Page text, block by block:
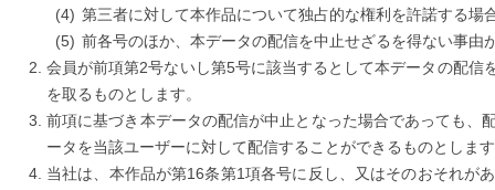
第三者に対して本作品について独占的な権利を許諾する場
前各号のほか、本データの配信を中止せざるを得ない事由
会員が前項第2号ないし第5号に該当するとして本データの配
を取るものとします。
前項に基づき本データの配信が中止となった場合であっても
ータを当該ユーザーに対して配信することができるものとしま
当社は、本作品が第16条第1項各号に反し、又はそのおそれが